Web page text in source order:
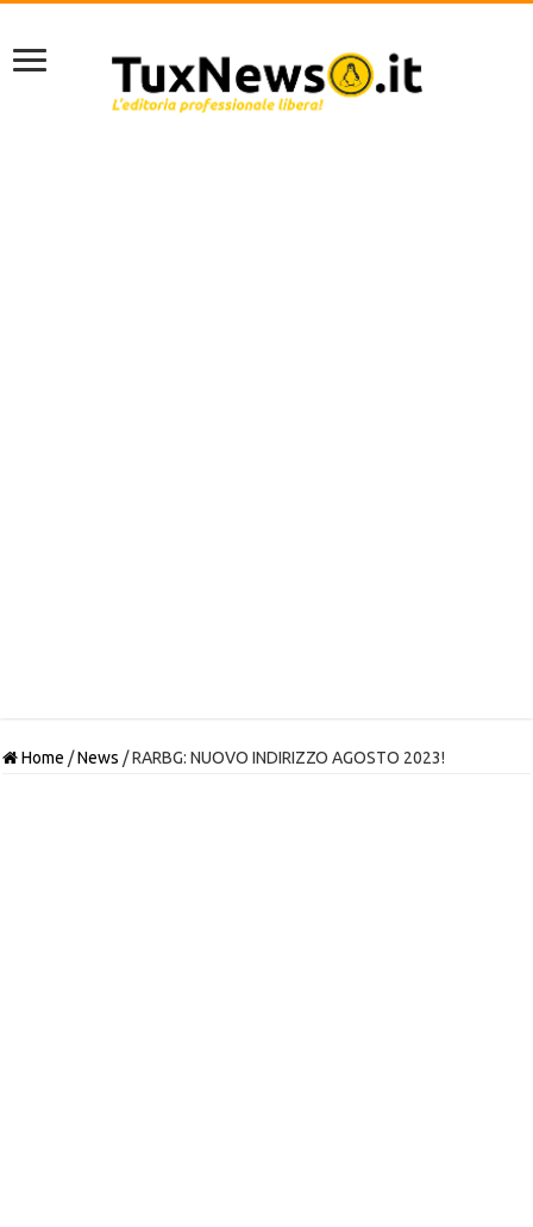
Home /News /RARBG: NUOVO INDIRIZZO AGOSTO 2023!